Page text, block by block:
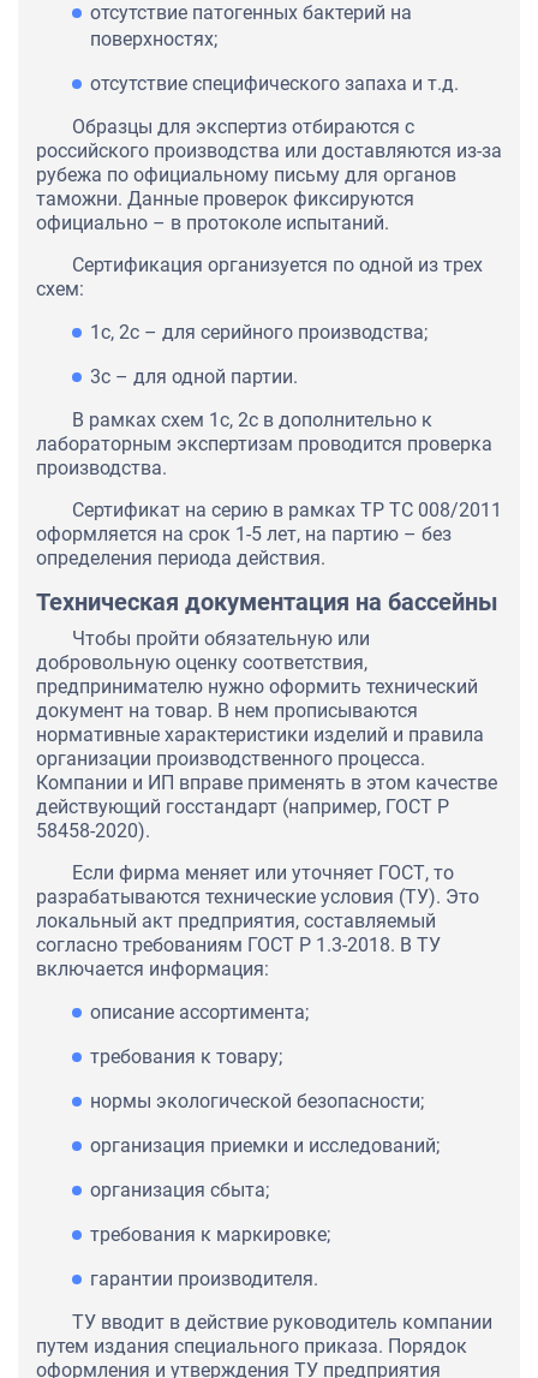
отсутствие патогенных бактерий на
поверхностях;
отсутствие специфического запаха и т.д.
Образцы для экспертиз отбираются с
российского производства или доставляются из-за
рубежа по официальному письму для органов
таможни. Данные проверок фиксируются
официально – в протоколе испытаний.
Сертификация организуется по одной из трех
схем:
1с, 2с – для серийного производства;
3с – для одной партии.
В рамках схем 1с, 2с в дополнительно к
лабораторным экспертизам проводится проверка
производства.
Сертификат на серию в рамках ТР ТС 008/2011
оформляется на срок 1-5 лет, на партию – без
определения периода действия.
Техническая документация на бассейны
Чтобы пройти обязательную или
добровольную оценку соответствия,
предпринимателю нужно оформить технический
документ на товар. В нем прописываются
нормативные характеристики изделий и правила
организации производственного процесса.
Компании и ИП вправе применять в этом качестве
действующий госстандарт (например, ГОСТ Р
58458-2020).
Если фирма меняет или уточняет ГОСТ, то
разрабатываются технические условия (ТУ). Это
локальный акт предприятия, составляемый
согласно требованиям ГОСТ Р 1.3-2018. В ТУ
включается информация:
описание ассортимента;
требования к товару;
нормы экологической безопасности;
организация приемки и исследований;
организация сбыта;
требования к маркировке;
гарантии производителя.
ТУ вводит в действие руководитель компании
путем издания специального приказа. Порядок
оформления и утверждения ТУ предприятия